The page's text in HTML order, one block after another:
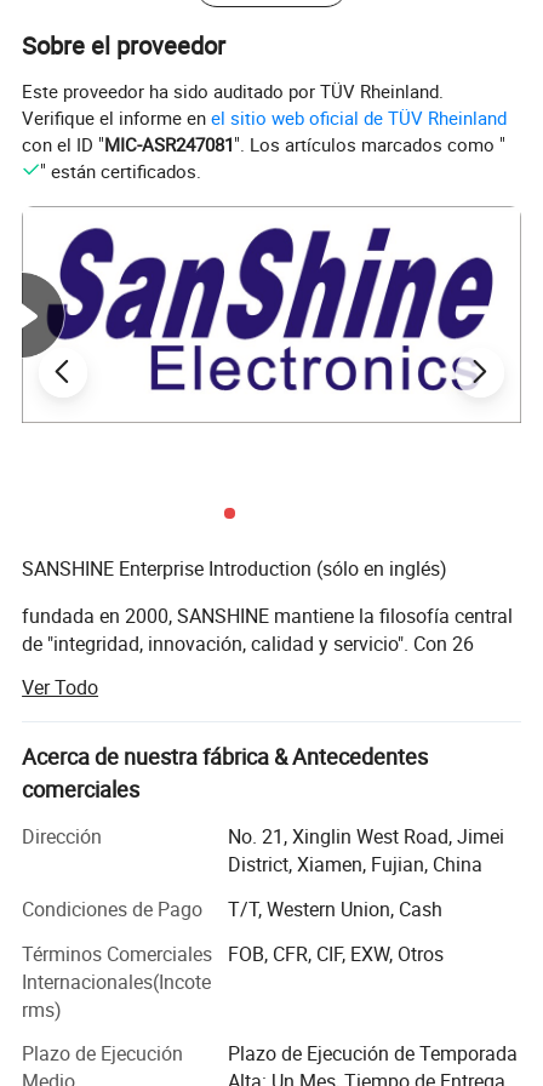
Sobre el proveedor
Este proveedor ha sido auditado por TÜV Rheinland.
Verifique el informe enel sitio web oficial de TÜV Rheinland
con el ID "MIC-ASR247081". Los artículos marcados como "
" están certificados.
SANSHINE Enterprise Introduction (sólo en inglés)
fundada en 2000, SANSHINE mantiene la filosofía central
de "integridad, innovación, calidad y servicio". Con 26
líder de maquinaria industrial, instrumentos de prueba
electrónicos y herramientas profesionales (I+D,
producción y ventas). Ofrecemos soluciones integrales, de
alta calidad y rentables para ayudar a las empresas de
costes y mejorar la competitividad, obteniendo un amplio
reconocimiento y una cooperación a largo plazo con
Arraigados en el sector de la fabricación de productos
electrónicos, nuestros productos cubren diversos campos
para satisfacer las necesidades de producción y pruebas
de los clientes, con soluciones profesionales
personalizadas que cumplen con los altos estándares del
Ver Todo
Acerca de nuestra fábrica & Antecedentes
comerciales
Dirección
No. 21, Xinglin West Road, Jimei
District, Xiamen, Fujian, China
Condiciones de Pago
T/T, Western Union, Cash
Términos Comerciales
Internacionales(Incote
rms)
FOB, CFR, CIF, EXW, Otros
Plazo de Ejecución
Plazo de Ejecución de Temporada